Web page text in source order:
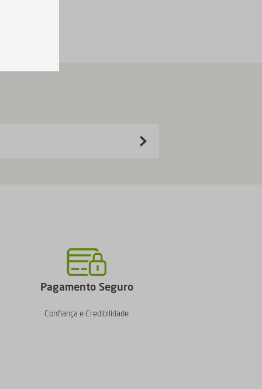
Pagamento Seguro
Confiança e Credibilidade